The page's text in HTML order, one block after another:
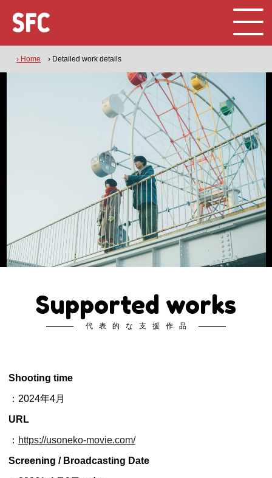
› Home › Detailed work details
Supported works
代表的な支援作品
Shooting time
：2024年4月
URL
： https://usoneko-movie.com/
Screening / Broadcasting Date